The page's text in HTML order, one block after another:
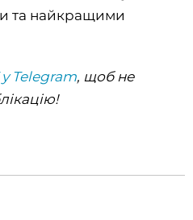
та найкращими
Telegram, щоб не